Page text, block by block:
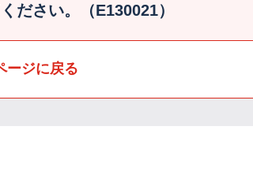
ださい。（E130021）
ージに戻る